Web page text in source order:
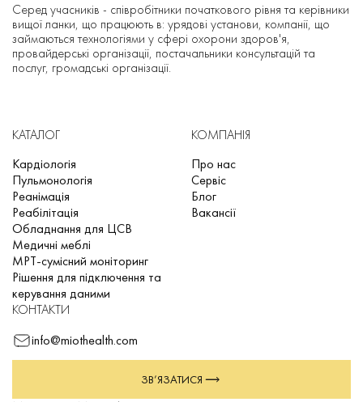
Серед учасників - співробітники початкового рівня та керівники
вищої ланки, що працюють в: урядові установи, компанії, що
займаються технологіями у сфері охорони здоров'я,
провайдерські організації, постачальники консультацій та
послуг, громадські організації.
КАТАЛОГ
Кардіологія
Пульмонологія
Реанімація
Реабілітація
Обладнання для ЦСВ
Медичні меблі
МРТ-сумісний моніторинг
Рішення для підключення та
керування даними
КОМПАНІЯ
Про нас
Сервіс
Блог
Вакансії
КОНТАКТИ
info@miothealth.com
ЗВ’ЯЗАТИСЯ